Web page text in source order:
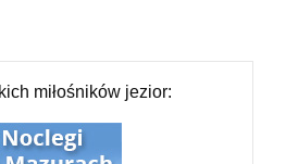
miłośników jezior: